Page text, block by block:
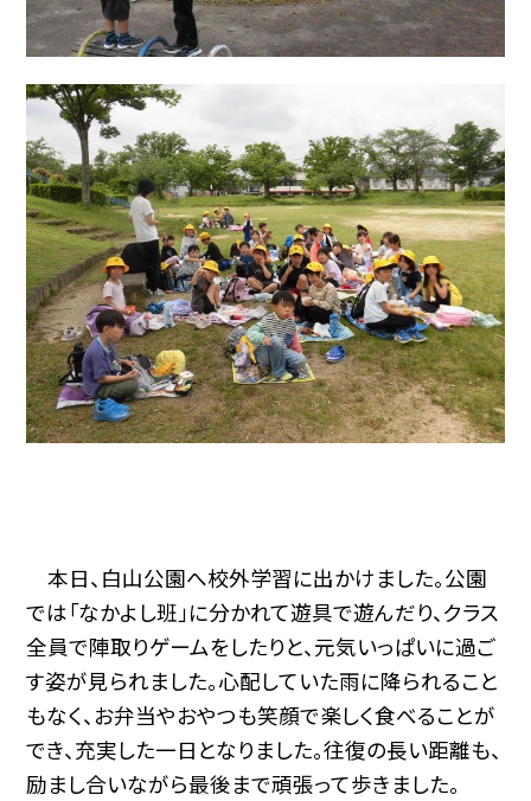
本日、白山公園へ校外学習に出かけました。公園
では「なかよし班」に分かれて遊具で遊んだり、クラス
全員で陣取りゲームをしたりと、元気いっぱいに過ご
す姿が見られました。心配していた雨に降られること
もなく、お弁当やおやつも笑顔で楽しく食べることが
でき、充実した一日となりました。往復の長い距離も、
励まし合いながら最後まで頑張って歩きました。